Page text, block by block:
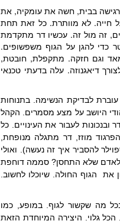
בבית, חשה את עומקיה, את
חייה. לא מוותרת. כל זאת תחת
זה מול זה. עכשיו דר מתקדמת
פלסטר כדי להגן על הגוף משפשופים.
וגם חזקה. מתקפלת, חובטת,
דיאגנוזה. עלה בדעתי טכנאי
לבדיקת הנשימה. בתנוחות
היושב על מצע מסמרים. הקהל
לעבור את העינויים. כל
מוזז, דר מתגלה מנופחת,
להסביר איך זה נעשה). ואולי
לאדם שלא התחסן? סממה דוחפת
את הגוף החולה. שיוכלו לחשוב.
מה שקשור לגוף. במופע, כמו
גלוי. היצירה המיוחדת הזאת